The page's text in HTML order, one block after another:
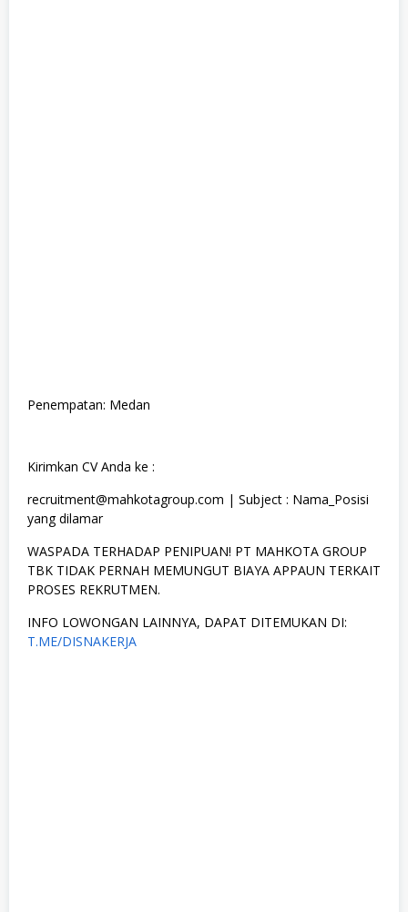
Penempatan: Medan
Kirimkan CV Anda ke :
recruitment@mahkotagroup.com | Subject : Nama_Posisi
yang dilamar
WASPADA TERHADAP PENIPUAN! PT MAHKOTA GROUP
TBK TIDAK PERNAH MEMUNGUT BIAYA APPAUN TERKAIT
PROSES REKRUTMEN.
INFO LOWONGAN LAINNYA, DAPAT DITEMUKAN DI:
T.ME/DISNAKERJA